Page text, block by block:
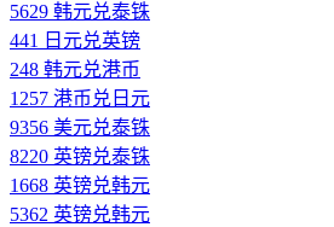
5629 韩元兑泰铢
441 日元兑英镑
248 韩元兑港币
1257 港币兑日元
9356 美元兑泰铢
8220 英镑兑泰铢
1668 英镑兑韩元
5362 英镑兑韩元